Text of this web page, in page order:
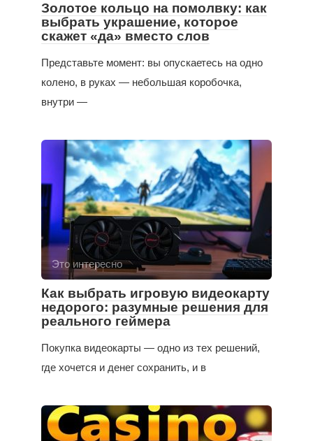
Золотое кольцо на помолвку: как
выбрать украшение, которое
скажет «да» вместо слов
Представьте момент: вы опускаетесь на одно
колено, в руках — небольшая коробочка,
внутри —
Это интересно
Как выбрать игровую видеокарту
недорого: разумные решения для
реального геймера
Покупка видеокарты — одно из тех решений,
где хочется и денег сохранить, и в